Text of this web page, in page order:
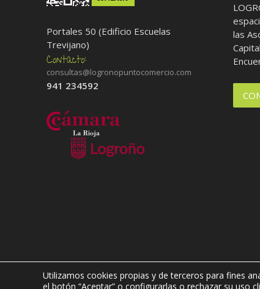
Portales 50 (Edificio Escuelas
Trevijano)
consultas@logronopuntocomercio.com
941 234592
las
AVISO LEGAL-POLÍTICA DE PRIVACIDAD -
Utilizamos cookies propias y de terceros para fines
el botón “Aceptar” o configurarlas o rechazar su uso